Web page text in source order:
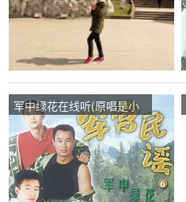
军中绿花在线听(原唱是小
曾)，开心才是目的演唱点
播:48次